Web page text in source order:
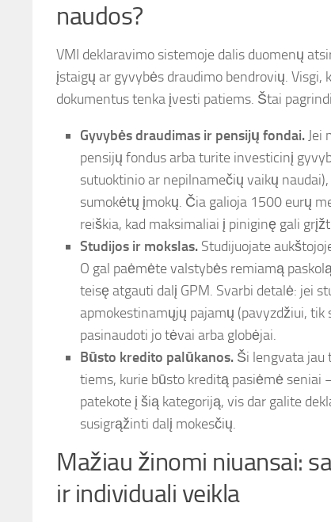
naudos?
VMI deklaravimo sistemoje dalis duomenų
įstaigų ar gyvybės draudimo bendrovių. Visgi,
dokumentus tenka įvesti patiems. Štai
Gyvybės draudimas ir pensijų fondai. Jei
pensijų fondus arba turite investicinį
sutuoktinio ar nepilnamečių vaikų
sumokėtų įmokų. Čia galioja 1500 eurų
reiškia, kad maksimaliai į piniginę gali
Studijos ir mokslas. Studijuojate
O gal paėmėte valstybės remiamą
teisę atgauti dalį GPM. Svarbi detalė: jei
apmokestinamųjų pajamų (pavyzdžiui, tik
pasinaudoti jo tėvai arba globėjai.
Būsto kredito palūkanos. Ši lengvata jau
tiems, kurie būsto kreditą pasiėmė seniai
patekote į šią kategoriją, vis dar galite
susigrąžinti dalį mokesčių.
Mažiau žinomi niuansai:
ir individuali veikla